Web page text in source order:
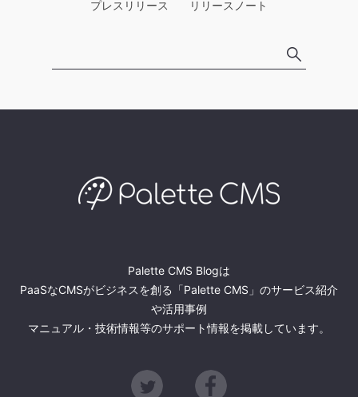
プレスリリース
リリースノート
Palette CMS Blogは
PaaSなCMSがビジネスを創る「Palette CMS」のサービス紹介
や活用事例
マニュアル・技術情報等のサポート情報を掲載しています。
Twitter